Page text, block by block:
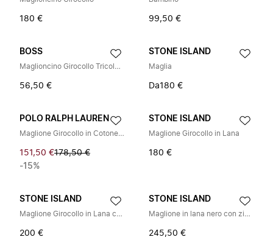
180 € 99,50 €
BOSS
Maglioncino Girocollo Tricolore
56,50 €
STONE ISLAND
Maglia
Da180 €
POLO RALPH LAUREN
Maglione Girocollo in Cotone a Treccia
151,50 €178,50 €
-15%
STONE ISLAND
Maglione Girocollo in Lana
180 €
STONE ISLAND
Maglione Girocollo in Lana con Toppa Bussola
200 €
STONE ISLAND
Maglione in lana nero con zip corta
245,50 €